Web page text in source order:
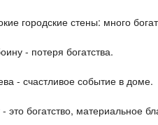
городские стены: много
- потеря богатства.
- счастливое событие в доме.
это богатство, материальное